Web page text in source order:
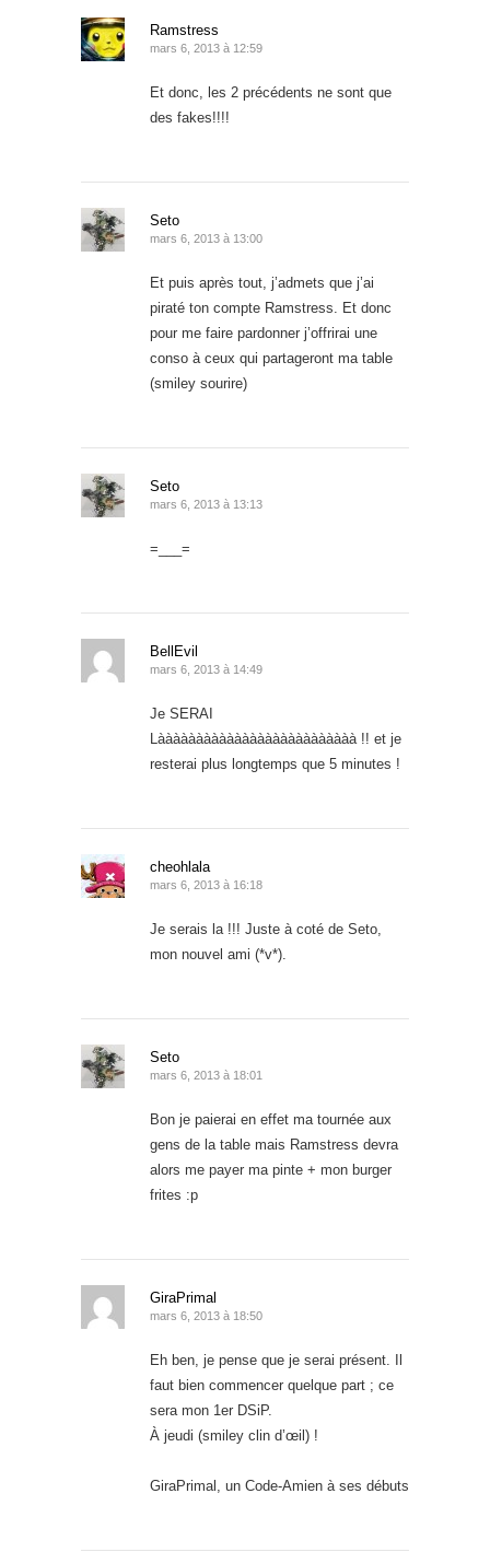
Ramstress
mars 6, 2013 à 12:59
Et donc, les 2 précédents ne sont que
des fakes!!!!
Seto
mars 6, 2013 à 13:00
Et puis après tout, j’admets que j’ai
piraté ton compte Ramstress. Et donc
pour me faire pardonner j’offrirai une
conso à ceux qui partageront ma table
(smiley sourire)
Seto
mars 6, 2013 à 13:13
=___=
BellEvil
mars 6, 2013 à 14:49
Je SERAI
Làààààààààààààààààààààààààà !! et je
resterai plus longtemps que 5 minutes !
cheohlala
mars 6, 2013 à 16:18
Je serais la !!! Juste à coté de Seto,
mon nouvel ami (*v*).
Seto
mars 6, 2013 à 18:01
Bon je paierai en effet ma tournée aux
gens de la table mais Ramstress devra
alors me payer ma pinte + mon burger
frites :p
GiraPrimal
mars 6, 2013 à 18:50
Eh ben, je pense que je serai présent. Il
faut bien commencer quelque part ; ce
sera mon 1er DSiP.
À jeudi (smiley clin d’œil) !
GiraPrimal, un Code-Amien à ses débuts